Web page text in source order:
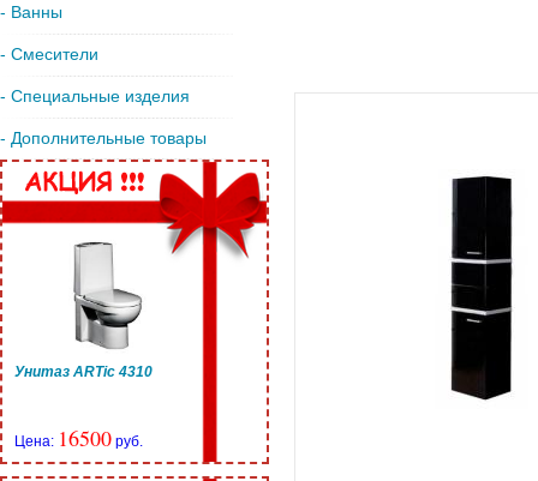
- Ванны
- Смесители
- Специальные изделия
- Дополнительные товары
Унитаз ARTic 4310
Цена: 16500 руб.